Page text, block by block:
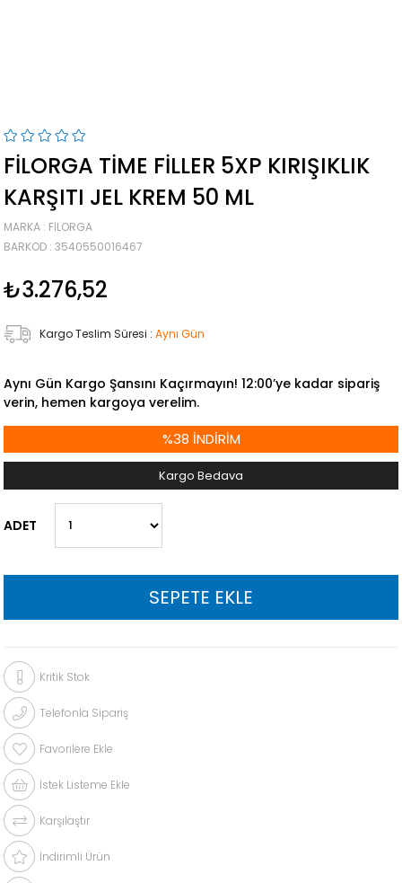
FILORGA TIME FILLER 5XP KIRIŞIKLIK
KARŞITI JEL KREM 50 ML
MARKA : FILORGA
BARKOD : 3540550016467
₺3.276,52
Kargo Teslim Süresi : Aynı Gün
Aynı Gün Kargo Şansını Kaçırmayın! 12:00’ye kadar sipariş
verin, hemen kargoya verelim.
%38 İNDIRIM
Kargo Bedava
ADET
Kritik Stok
Telefonla Sipariş
Favorilere Ekle
İstek Listeme Ekle
Karşılaştır
İndirimli Ürün